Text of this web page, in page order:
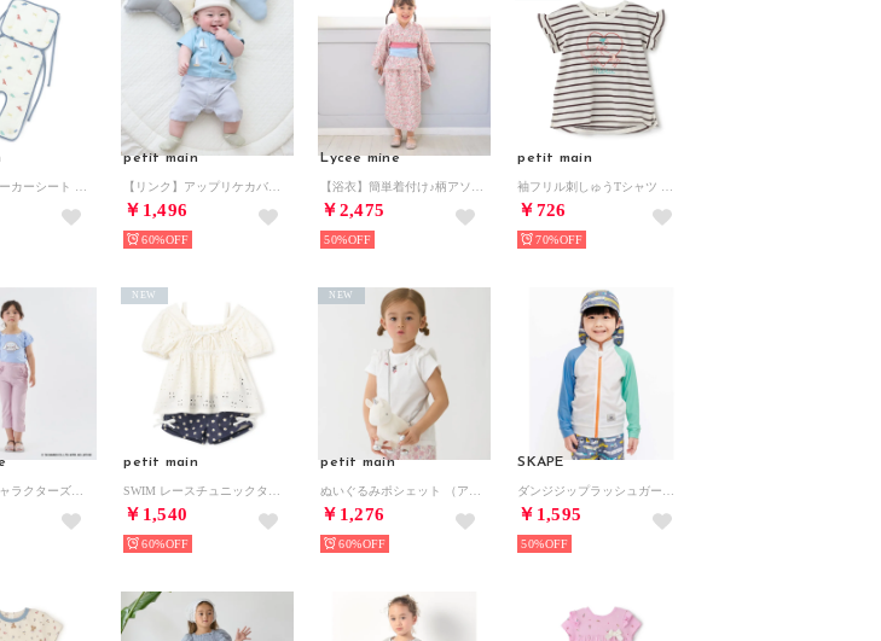
petit main
￥1,496
60%
Lycee mine
￥2,475
50%
petit main
￥726
70%
petit main
￥1,540
NEW
60%
petit main
￥1,276
NEW
60%
SKAPE
￥1,595
50%